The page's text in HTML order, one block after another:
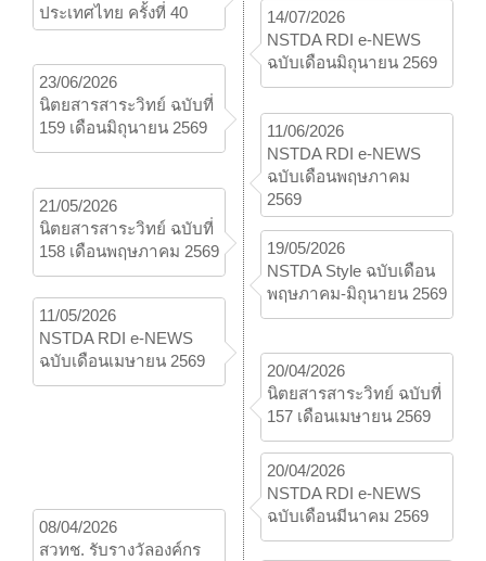
ประเทศไทย ครั้งที่ 40
14/07/2026
NSTDA RDI e-NEWS
ฉบับเดือนมิถุนายน 2569
23/06/2026
นิตยสารสาระวิทย์ ฉบับที่
159 เดือนมิถุนายน 2569
11/06/2026
NSTDA RDI e-NEWS
ฉบับเดือนพฤษภาคม
2569
21/05/2026
นิตยสารสาระวิทย์ ฉบับที่
158 เดือนพฤษภาคม 2569
19/05/2026
NSTDA Style ฉบับเดือน
พฤษภาคม-มิถุนายน 2569
11/05/2026
NSTDA RDI e-NEWS
ฉบับเดือนเมษายน 2569
20/04/2026
นิตยสารสาระวิทย์ ฉบับที่
157 เดือนเมษายน 2569
20/04/2026
NSTDA RDI e-NEWS
ฉบับเดือนมีนาคม 2569
08/04/2026
สวทช. รับรางวัลองค์กร